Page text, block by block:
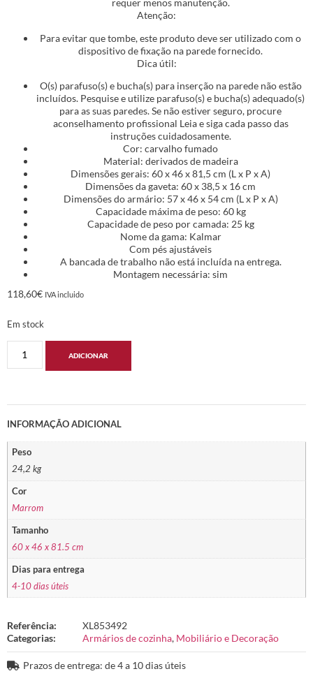
requer menos manutenção.
Atenção:
Para evitar que tombe, este produto deve ser utilizado com o
dispositivo de fixação na parede fornecido.
Dica útil:
O(s) parafuso(s) e bucha(s) para inserção na parede não estão
incluídos. Pesquise e utilize parafuso(s) e bucha(s) adequado(s)
para as suas paredes. Se não estiver seguro, procure
aconselhamento profissional Leia e siga cada passo das
instruções cuidadosamente.
Cor: carvalho fumado
Material: derivados de madeira
Dimensões gerais: 60 x 46 x 81,5 cm (L x P x A)
Dimensões da gaveta: 60 x 38,5 x 16 cm
Dimensões do armário: 57 x 46 x 54 cm (L x P x A)
Capacidade máxima de peso: 60 kg
Capacidade de peso por camada: 25 kg
Nome da gama: Kalmar
Com pés ajustáveis
A bancada de trabalho não está incluída na entrega.
Montagem necessária: sim
118,60€ IVA incluido
Em stock
ADICIONAR
INFORMAÇÃO ADICIONAL
Peso
24,2 kg
Cor
Marrom
Tamanho
60 x 46 x 81.5 cm
Dias para entrega
4-10 dias úteis
Referência:
XL853492
Categorias:
Armários de cozinha, Mobiliário e Decoração
Prazos de entrega: de 4 a 10 dias úteis